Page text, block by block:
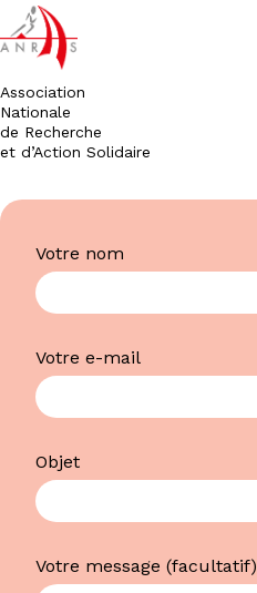
Aller
contenu
Association
Nationale
de Recherche
et d’Action Solidaire
Votre nom
Votre e-mail
Objet
Votre message (facultatif)